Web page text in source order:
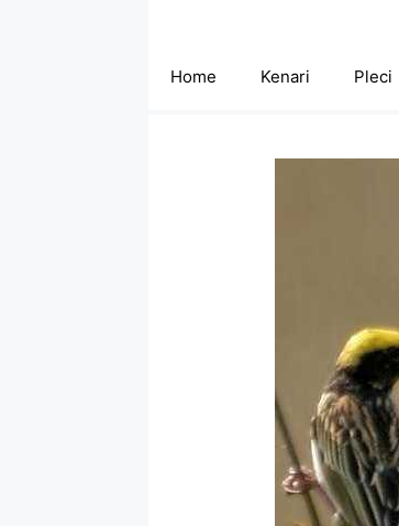
Home Kenari Pleci